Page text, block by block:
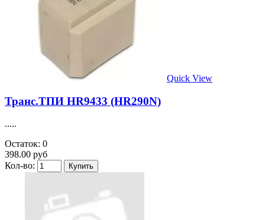
Quick View
Транс.ТПИ HR9433 (HR290N)
.....
Остаток: 0
398.00 руб
Кол-во: